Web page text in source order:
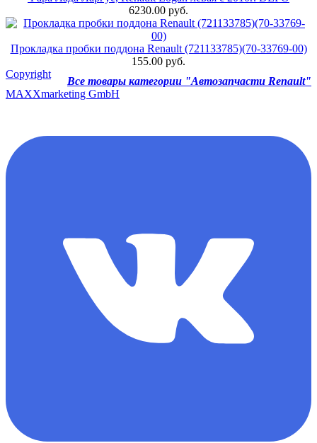
6230.00 руб.
Прокладка пробки поддона Renault (721133785)(70-33769-00)
155.00 руб.
Все товары категории "Автозапчасти Renault"
Copyright
MAXXmarketing GmbH